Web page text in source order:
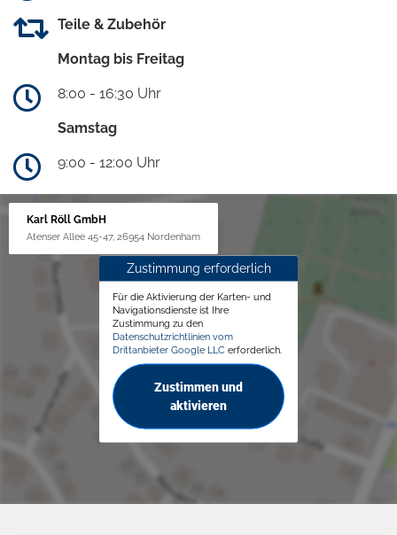
Teile & Zubehör
Montag bis Freitag
8:00 - 16:30 Uhr
Samstag
9:00 - 12:00 Uhr
Karl Röll GmbH
Atenser Allee 45-47, 26954 Nordenham
Zustimmung erforderlich
Für die Aktivierung der Karten- und
Navigationsdienste ist Ihre
Zustimmung zu den
Datenschutzrichtlinien vom
Drittanbieter Google LLC erforderlich.
Zustimmen und
aktivieren